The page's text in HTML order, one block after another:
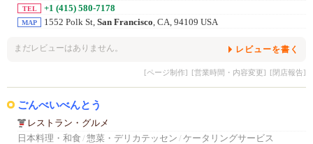
TEL +1 (415) 580-7178
MAP 1552 Polk St, San Francisco, CA, 94109 USA
まだレビューはありません。 レビューを書く
[ページ制作] [営業時間・内容変更] [閉店報告]
ごんべいべんとう
レストラン・グルメ
日本料理・和食 / 惣菜・デリカテッセン / ケータリングサービス